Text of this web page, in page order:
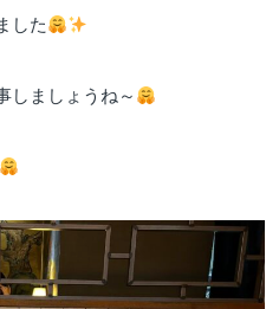
した
しましょうね～